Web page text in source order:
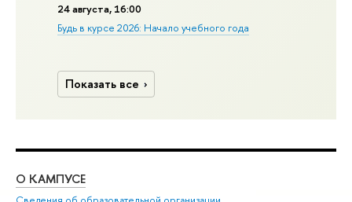
24 августа, 16:00
Будь в курсе 2026: Начало учебного года
Показать все
О КАМПУСЕ